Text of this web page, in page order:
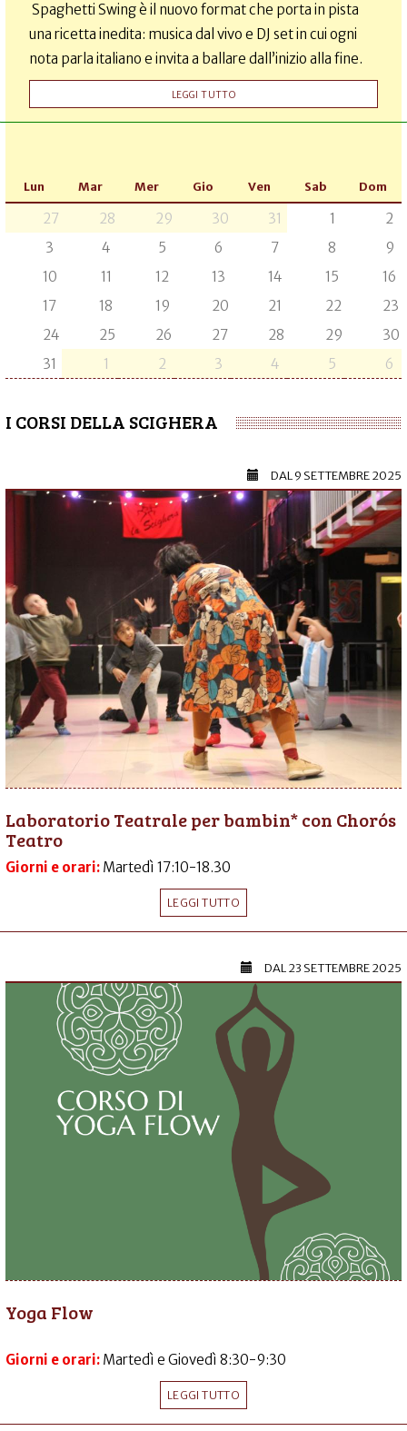
Spaghetti Swing è il nuovo format che porta in pista
una ricetta inedita: musica dal vivo e DJ set in cui ogni
nota parla italiano e invita a ballare dall’inizio alla fine.
LEGGI TUTTO
Lun Mar Mer Gio Ven Sab Dom
27 28 29 30 31 1
2
3
4 5 6 7 8
9
10
11 12 13 14 15
16
17
18 19 20 21 22
23
24
25 26 27 28 29
30
31
1 2 3 4 5 6
I CORSI DELLA SCIGHERA
DAL9 SETTEMBRE 2025
Laboratorio Teatrale per bambin* con Chorós
Teatro
Giorni e orari: Martedì 17:10-18.30
LEGGI TUTTO
DAL23 SETTEMBRE 2025
Yoga Flow
Giorni e orari: Martedì e Giovedì 8:30-9:30
LEGGI TUTTO